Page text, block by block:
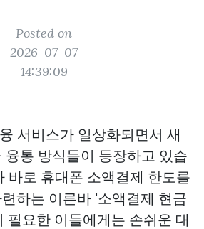
Posted on
2026-07-07
14:39:09
서비스가 일상화되면서 새
융통 방식들이 등장하고 있습
바로 휴대폰 소액결제 한도를
하는 이른바 '소액결제 현금
필요한 이들에게는 손쉬운 대